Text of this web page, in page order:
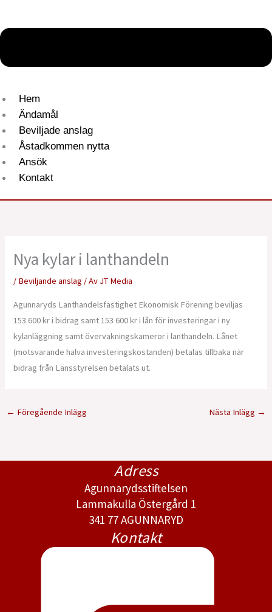
Hem
Ändamål
Beviljade anslag
Åstadkommen nytta
Ansök
Kontakt
Nya kylar i lanthandeln
/ Beviljande anslag / Av JT Media
Agunnaryds Lanthandelsfastighet Ekonomisk Förening beviljas
153 600 kr i bidrag samt 153 600 kr i lån för investeringar i ny
kylanläggning samt övervakningskameror i lanthandeln. Lånet
(motsvarande halva investeringskostanden) betalas tillbaka när
bidrag från Länsstyrelsen betalats ut.
← Föregående Inlägg Nästa Inlägg →
Adress
Agunnarydsstiftelsen
Lammakulla Östergård 1
341 77 AGUNNARYD
Kontakt